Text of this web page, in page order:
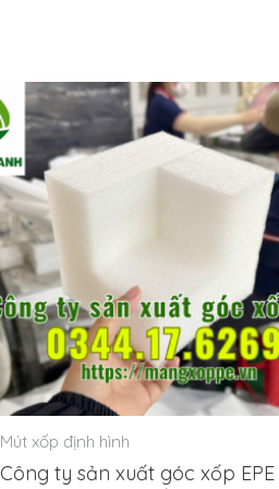
Mút xốp định hình
Công ty sản xuất góc xốp